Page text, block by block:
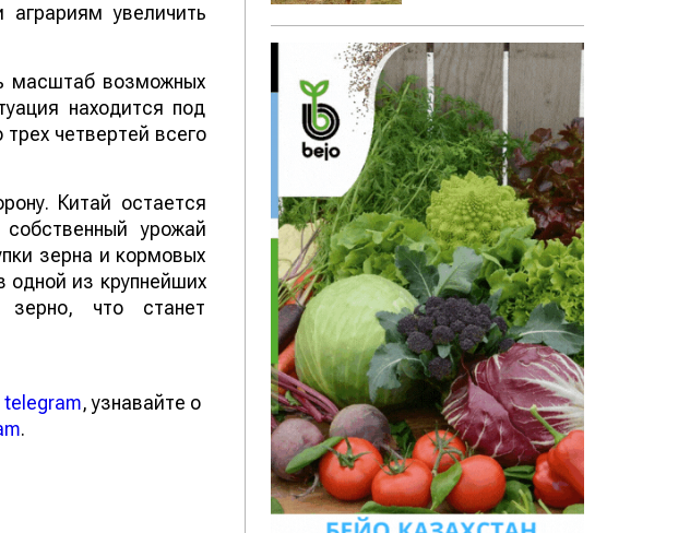
увеличить
масштаб возможных
находится под
четвертей всего
Китай остается
урожай
зерна и кормовых
одной из крупнейших
что станет
telegram, узнавайте о
.